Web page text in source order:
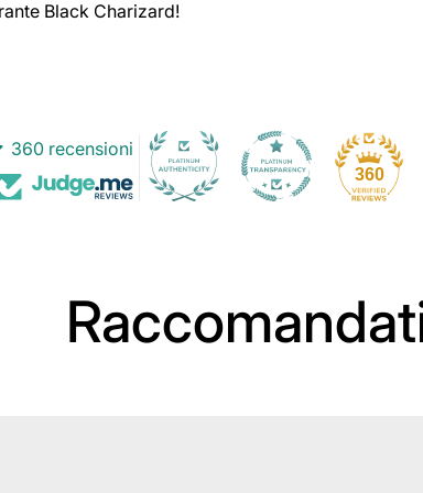
Black Charizard!
360 recensioni
360